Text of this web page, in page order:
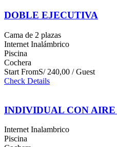
DOBLE EJECUTIVA
Cama de 2 plazas
Internet Inalámbrico
Piscina
Cochera
Start FromS/ 240,00 / Guest
Check Details
INDIVIDUAL CON
Internet Inalambrico
Piscina